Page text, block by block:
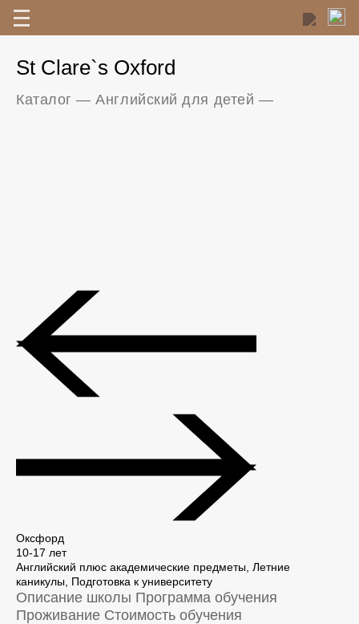
St Clare`s Oxford
Каталог —Английский для детей —
Оксфорд
10-17 лет
Английский плюс академические предметы, Летние
каникулы, Подготовка к университету
Описание школы Программа обучения
Проживание Стоимость обучения